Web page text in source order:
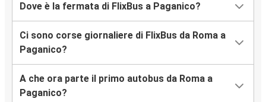
Dove è la fermata di FlixBus a Paganico?
Ci sono corse giornaliere di FlixBus da Roma a
Paganico?
A che ora parte il primo autobus da Roma a
Paganico?